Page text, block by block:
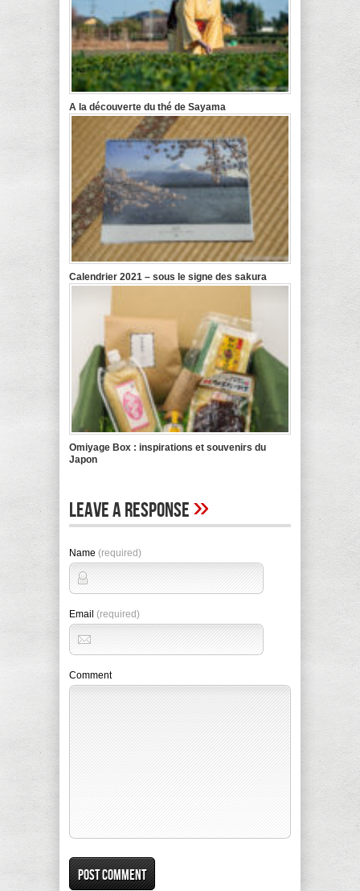
A la découverte du thé de Sayama
Calendrier 2021 – sous le signe des sakura
Omiyage Box : inspirations et souvenirs du
Japon
Leave A Response»
Name (required)
Email (required)
Comment